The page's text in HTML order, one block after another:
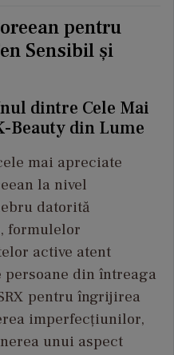
pentru
Sensibil și
dintre Cele Mai
Beauty din Lume
mai apreciate
la nivel
datorită
formulelor
active atent
din întreaga
pentru îngrijirea
imperfecțiunilor,
unui aspect